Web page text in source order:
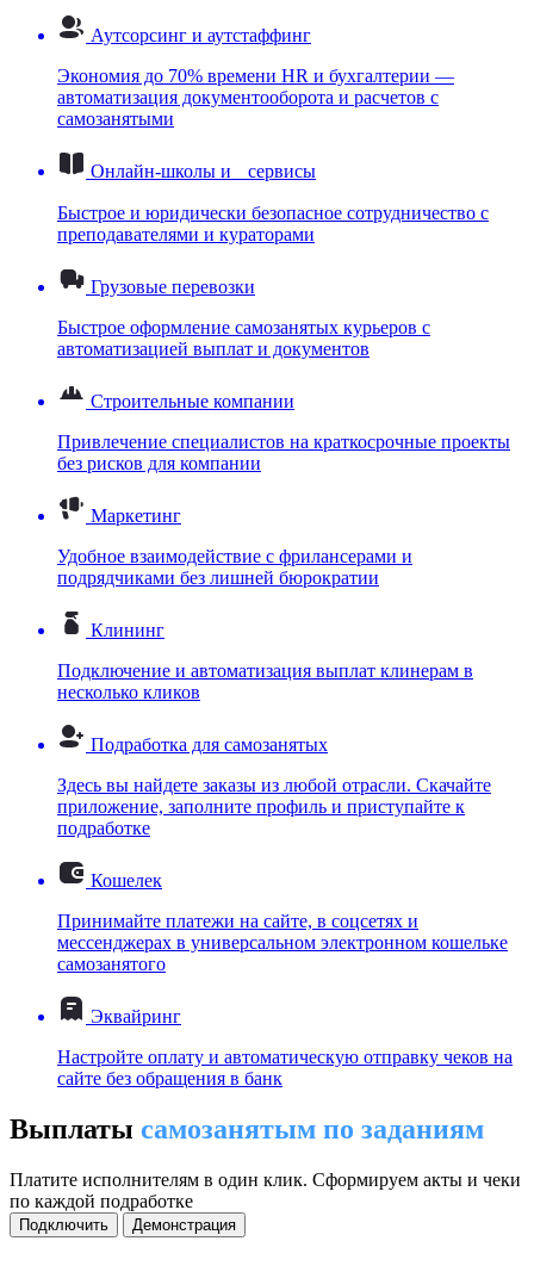
Аутсорсинг и аутстаффинг
Экономия до 70% времени HR и бухгалтерии —
автоматизация документооборота и расчетов с
самозанятыми
Онлайн-школы и сервисы
Быстрое и юридически безопасное сотрудничество с
преподавателями и кураторами
Грузовые перевозки
Быстрое оформление самозанятых курьеров с
автоматизацией выплат и документов
Строительные компании
Привлечение специалистов на краткосрочные проекты
без рисков для компании
Маркетинг
Удобное взаимодействие с фрилансерами и
подрядчиками без лишней бюрократии
Клининг
Подключение и автоматизация выплат клинерам в
несколько кликов
Подработка для самозанятых
Здесь вы найдете заказы из любой отрасли. Скачайте
приложение, заполните профиль и приступайте к
подработке
Кошелек
Принимайте платежи на сайте, в соцсетях и
мессенджерах в универсальном электронном кошельке
самозанятого
Эквайринг
Настройте оплату и автоматическую отправку чеков на
сайте без обращения в банк
Выплаты самозанятым по заданиям
Платите исполнителям в один клик. Сформируем акты и чеки
по каждой подработке
Подключить Демонстрация